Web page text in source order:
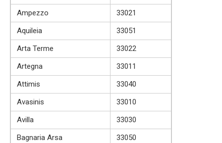
Ampezzo
33021
Aquileia
33051
Arta Terme
33022
Artegna
33011
Attimis
33040
Avasinis
33010
Avilla
33030
Bagnaria Arsa
33050